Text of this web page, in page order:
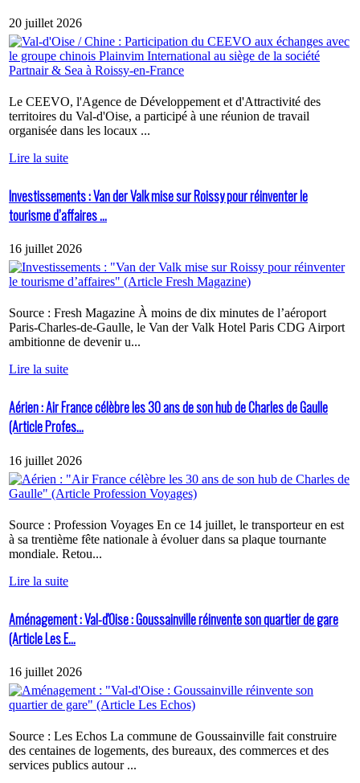
20 juillet 2026
Le CEEVO, l'Agence de Développement et d'Attractivité des
territoires du Val-d'Oise, a participé à une réunion de travail
organisée dans les locaux ...
Lire la suite
Investissements : Van der Valk mise sur Roissy pour réinventer le
tourisme d’affaires ...
16 juillet 2026
Source : Fresh Magazine À moins de dix minutes de l’aéroport
Paris-Charles-de-Gaulle, le Van der Valk Hotel Paris CDG Airport
ambitionne de devenir u...
Lire la suite
Aérien : Air France célèbre les 30 ans de son hub de Charles de Gaulle
(Article Profes...
16 juillet 2026
Source : Profession Voyages En ce 14 juillet, le transporteur en est
à sa trentième fête nationale à évoluer dans sa plaque tournante
mondiale. Retou...
Lire la suite
Aménagement : Val-d'Oise : Goussainville réinvente son quartier de gare
(Article Les E...
16 juillet 2026
Source : Les Echos La commune de Goussainville fait construire
des centaines de logements, des bureaux, des commerces et des
services publics autour ...